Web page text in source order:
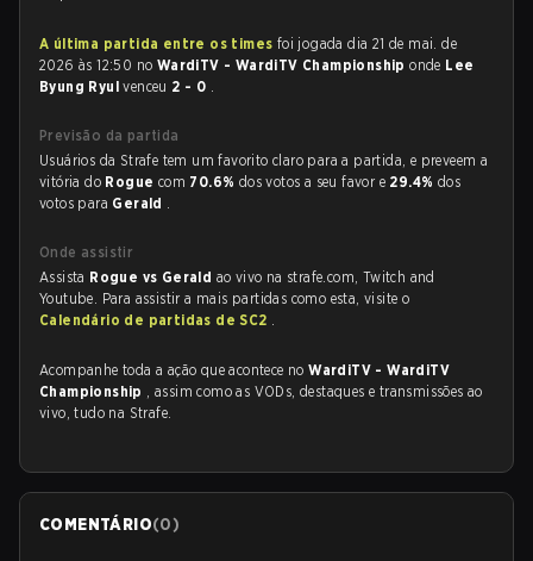
A última partida entre os times foi jogada dia 21 de mai. de
2026 às 12:50 no WardiTV - WardiTV Championshiponde Lee
Byung Ryulvenceu 2 - 0 .
Previsão da partida
Usuários da Strafe tem um favorito claro para a partida, e preveem a
vitória do Rogue com 70.6% dos votos a seu favor e 29.4% dos
votos para Gerald .
Onde assistir
Assista Rogue vs Gerald ao vivo na strafe.com, Twitch and
Youtube. Para assistir a mais partidas como esta, visite o
Calendário de partidas de SC2 .
Acompanhe toda a ação que acontece noWardiTV - WardiTV
Championship , assim como as VODs, destaques e transmissões ao
vivo, tudo na Strafe.
COMENTÁRIO(0)